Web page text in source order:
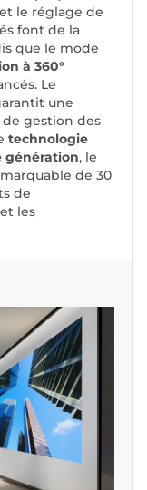
le réglage de
font de la
que le mode
à 360°
Le
une
gestion des
technologie
génération, le
de 30
de
les